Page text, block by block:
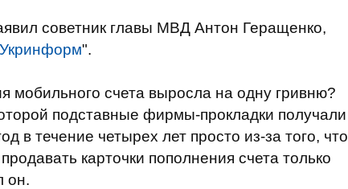
советник главы МВД Антон Геращенко,
Укринформ".
мобильного счета выросла на одну гривню?
подставные фирмы-прокладки получали
в течение четырех лет просто из-за того, что
карточки пополнения счета только
он.